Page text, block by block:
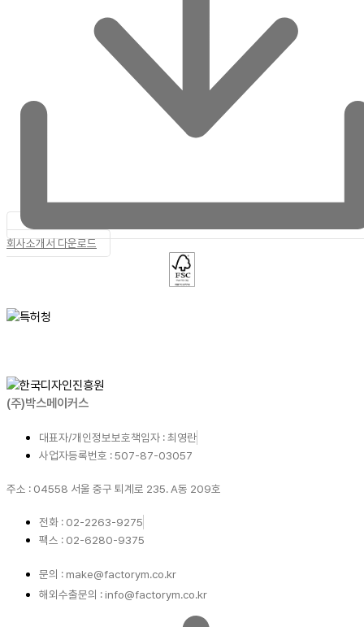
회사소개서 다운로드
(주)박스메이커스
대표자/개인정보보호책임자 : 최영란
사업자등록번호 : 507-87-03057
주소 : 04558 서울 중구 퇴계로 235. A동 209호
전화 : 02-2263-9275
팩스 : 02-6280-9375
문의 : make@factorym.co.kr
해외수출문의 : info@factorym.co.kr